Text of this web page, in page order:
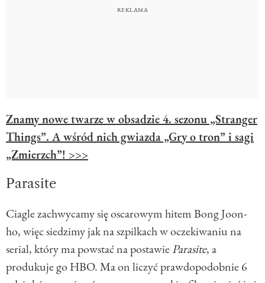
Znamy nowe twarze w obsadzie 4. sezonu „Stranger
Things”. A wśród nich gwiazda „Gry o tron” i sagi
„Zmierzch”! >>>
Parasite
Ciagle zachwycamy się oscarowym hitem Bong Joon-
ho, więc siedzimy jak na szpilkach w oczekiwaniu na
serial, który ma powstać na postawieParasite, a
produkuje go HBO. Ma on liczyć prawdopodobnie 6